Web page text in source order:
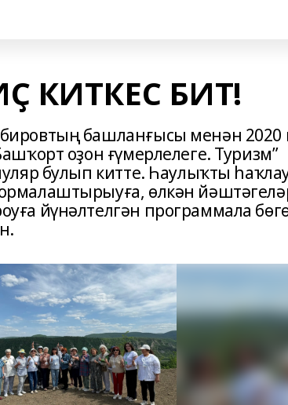
КИТКЕС БИТ!
башланғысы менән 2020
оҙон ғүмерлелеге. Туризм”
булып китте. Һаулыҡты
өлкән
йүнәлтелгән программала